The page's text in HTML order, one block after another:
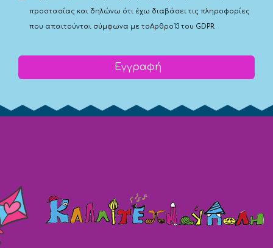
προστασίας και δηλώνω ότι έχω διαβάσει τις πληροφορίες
που απαιτούνται σύμφωνα με τοΑρθρο13 του GDPR.
Εγγραφή